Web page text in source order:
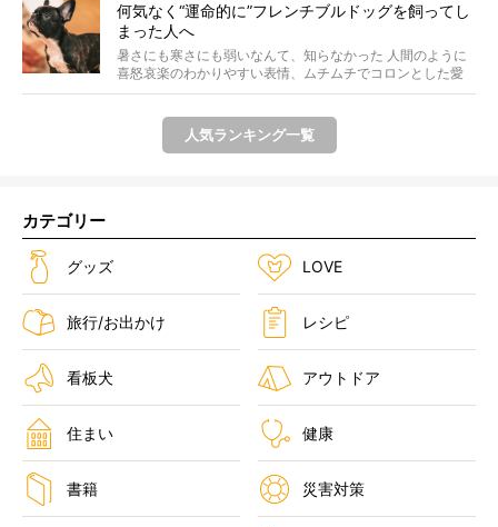
何気なく“運命的に”フレンチブルドッグを飼ってし
まった人へ
暑さにも寒さにも弱いなんて、知らなかった 人間のように
喜怒哀楽のわかりやすい表情、ムチムチでコロンとした愛
らし...
人気ランキング一覧
カテゴリー
グッズ LOVE
旅行/お出かけ レシピ
看板犬 アウトドア
住まい 健康
書籍 災害対策